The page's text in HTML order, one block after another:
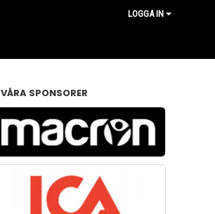
LOGGA IN
VÅRA SPONSORER